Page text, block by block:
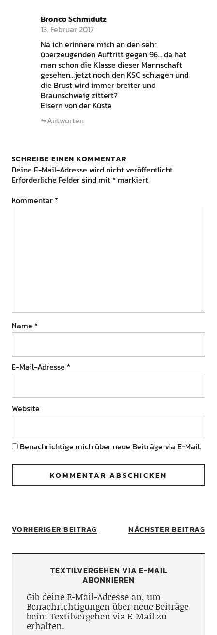
Bronco Schmidutz
13. Februar 2017
Na ich erinnere mich an den sehr
überzeugenden Auftritt gegen 96….da hat
man schon die Klasse dieser Mannschaft
gesehen…jetzt noch den KSC schlagen und
die Brust wird immer breiter und
Braunschweig zittert?
Eisern von der Küste
Antworten
SCHREIBE EINEN KOMMENTAR
Deine E-Mail-Adresse wird nicht veröffentlicht.
Erforderliche Felder sind mit * markiert
Kommentar *
Name *
E-Mail-Adresse *
Website
Benachrichtige mich über neue Beiträge via E-Mail.
VORHERIGER BEITRAG NÄCHSTER BEITRAG
TEXTILVERGEHEN VIA E-MAIL
ABONNIEREN
Gib deine E-Mail-Adresse an, um
Benachrichtigungen über neue Beiträge
beim Textilvergehen via E-Mail zu
erhalten.